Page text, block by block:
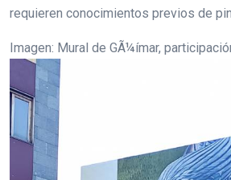
requieren conocimientos previos de
Imagen: Mural de GÃ¼ímar,